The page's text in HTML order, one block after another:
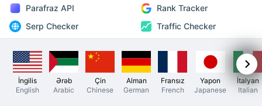
Parafraz API
Rank Tracker
Serp Checker
Traffic Checker
İngilis
English
Ərəb
Arabic
Çin
Chinese
Alman
German
Fransız
French
Yapon
Japanese
İtalyan
Italian